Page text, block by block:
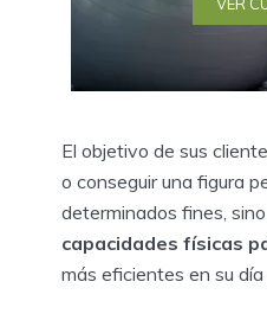
El objetivo de sus
o conseguir una figura
determinados fines, sino
capacidades físicas
más eficientes en su día